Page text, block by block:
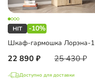
-10%
Шкаф-гармошка Лорэна-1
22 890 25 430
Доступно для доставки